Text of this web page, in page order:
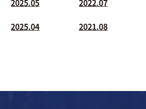
2025.05
2025.04
2022.07
2021.08